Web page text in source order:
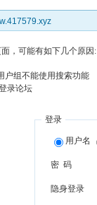
，可能有如下几个原因:
户组不能使用搜索功能
录论坛
登录
用户名
密 码
隐身登录